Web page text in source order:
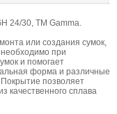
24/30, ТМ Gamma.
или создания сумок,
при
и помогает
форма и различные
позволяет
качественного сплава